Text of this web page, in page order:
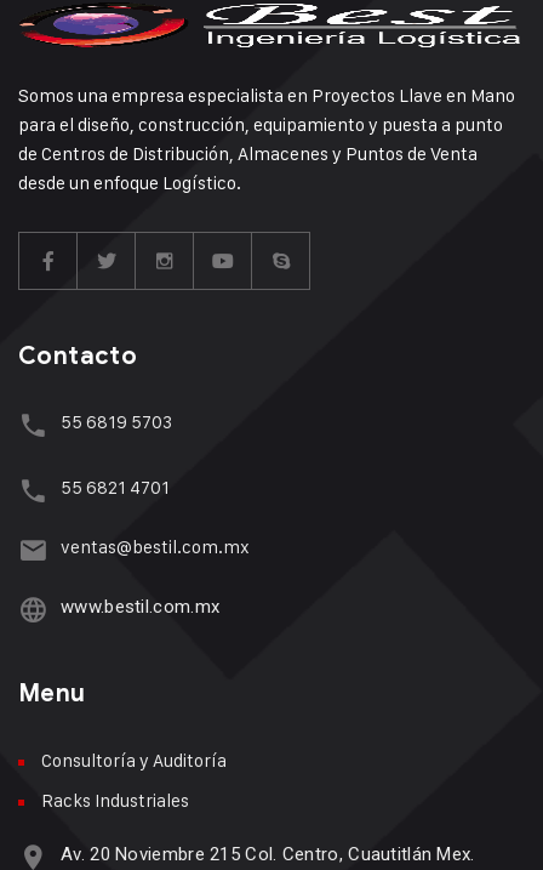
Somos una empresa especialista en Proyectos Llave en Mano
para el diseño, construcción, equipamiento y puesta a punto
de Centros de Distribución, Almacenes y Puntos de Venta
desde un enfoque Logístico.
Contacto
55 6819 5703
55 6821 4701
ventas@bestil.com.mx
www.bestil.com.mx
Menu
Consultoría y Auditoría
Racks Industriales
Av. 20 Noviembre 215 Col. Centro, Cuautitlán Mex.